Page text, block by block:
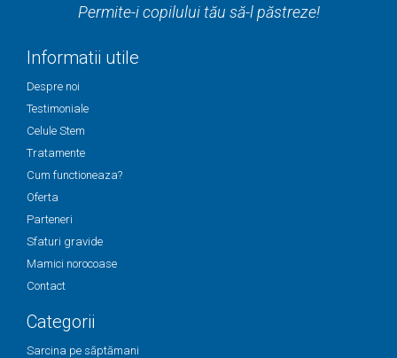
Permite-i copilului tău să-l păstreze!
Informatii utile
Despre noi
Testimoniale
Celule Stem
Tratamente
Cum functioneaza?
Oferta
Parteneri
Sfaturi gravide
Mamici norocoase
Contact
Categorii
Sarcina pe săptămani